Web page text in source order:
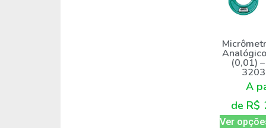
(0,01)
A
de R$
Ver